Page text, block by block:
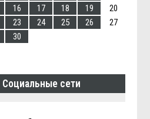
16 17 18 19
20
23 24 25 26
27
30
Социальные сети